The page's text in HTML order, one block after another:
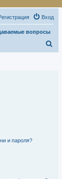
Вход
вопросы
и пароля?